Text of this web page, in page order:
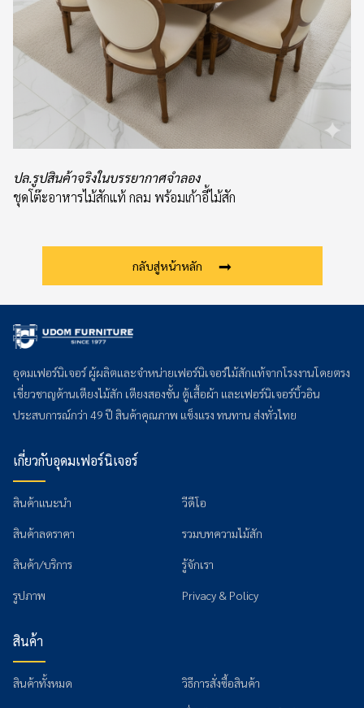
ปล.รูปสินค้าจริงในบรรยากาศจำลอง
ชุดโต๊ะอาหารไม้สักแท้ กลม พร้อมเก้าอี้ไม้สัก
กลับสู่หน้าหลัก
อุดมเฟอร์นิเจอร์ ผู้ผลิตและจำหน่ายเฟอร์นิเจอร์ไม้สักแท้จากโรงงานโดยตรง
เชี่ยวชาญด้านเตียงไม้สัก เตียงสองชั้น ตู้เสื้อผ้า และเฟอร์นิเจอร์บิ้วอิน
ประสบการณ์กว่า 49 ปี สินค้าคุณภาพ แข็งแรง ทนทาน ส่งทั่วไทย
เกี่ยวกับอุดมเฟอร์นิเจอร์
สินค้าแนะนำ
สินค้าลดราคา
สินค้า/บริการ
รูปภาพ
วีดีโอ
รวมบทความไม้สัก
รู้จักเรา
Privacy & Policy
สินค้า
สินค้าทั้งหมด วิธีการสั่งซื้อสินค้า